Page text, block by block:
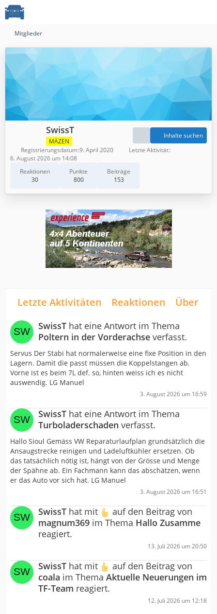
Mitglieder
SwissT
MÄZEN
Reaktionen
30
Punkte
800
Beiträge
153
Inhalte suchen
Registrierungsdatum 9. April 2020
Letzte Aktivität
6. August 2026 um 14:08
Letzte Aktivitäten Reaktionen Über
SwissT hat eine Antwort im Thema
Poltern in der Vorderachse verfasst.
Servus Der Stabi hat normalerweise eine fixe Position in den
Lagern. Damit die passt müssen die Koppelstangen ab.
Vorne ist es beim 7L def. so, hinten weiss ich es nicht
auswendig. LG Manuel
3. August 2026 um 16:59
SwissT hat eine Antwort im Thema
Turboladerschaden verfasst.
Hallo Sioul Gemäss VW Reparaturlaufplan grundsätzlich die
Ansaugstrecke reinigen und Ladeluftkühler ersetzen. Ob
das tatsächlich nötig ist, hängt von der Grösse und Menge
der Spähne ab. Ein Fachmann kann das abschätzen, wenn
er das Auto vor sich hat. LG Manuel
3. August 2026 um 16:51
SwissT hat mit
auf den Beitrag von
magnum369 im Thema Hallo Zusamme
reagiert.
13. Juli 2026 um 20:50
SwissT hat mit
auf den Beitrag von
coala im Thema Aktuelle Neuerungen im
TF-Team reagiert.
12. Juli 2026 um 12:18